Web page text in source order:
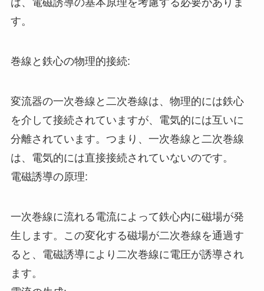
は、電磁誘導の基本原理を考慮する必要がありま
す。
巻線と鉄心の物理的接続:
変流器の一次巻線と二次巻線は、物理的には鉄心
を介して接続されていますが、電気的には互いに
分離されています。つまり、一次巻線と二次巻線
は、電気的には直接接続されていないのです。
電磁誘導の原理:
一次巻線に流れる電流によって鉄心内に磁場が発
生します。この変化する磁場が二次巻線を通過す
ると、電磁誘導により二次巻線に電圧が誘導され
ます。